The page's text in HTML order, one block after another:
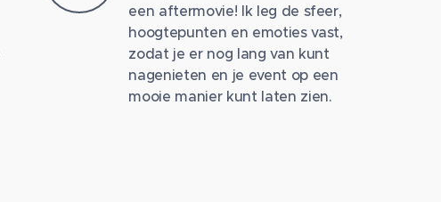
een aftermovie! Ik leg de sfeer,
hoogtepunten en emoties vast,
zodat je er nog lang van kunt
nagenieten en je event op een
mooie manier kunt laten zien.